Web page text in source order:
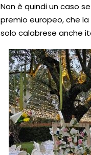
Non è quindi un caso
premio europeo, che
solo calabrese anche